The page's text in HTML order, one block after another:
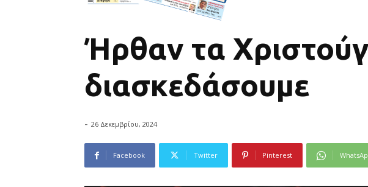
Ήρθαν τα
διασκεδάσουμε
- 26 Δεκεμβρίου, 2024
Facebook Twitter Pinterest